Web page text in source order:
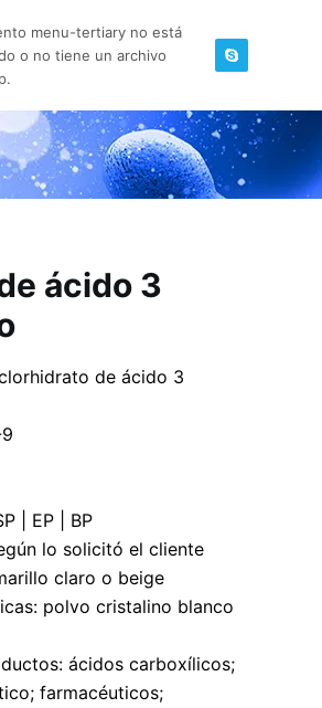
menu-tertiary no está
o no tiene un archivo
ácido 3
de ácido 3
| EP | BP
lo solicitó el cliente
claro o beige
polvo cristalino blanco
ácidos carboxílicos;
farmacéuticos;